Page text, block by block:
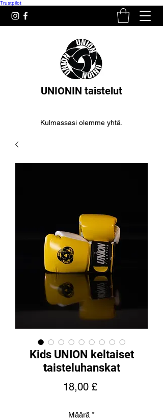
Trustpilot
UNIONIN taistelut
Kulmassasi olemme yhtä.
Kids UNION keltaiset
taisteluhanskat
18,00 £Hinta
Määrä *